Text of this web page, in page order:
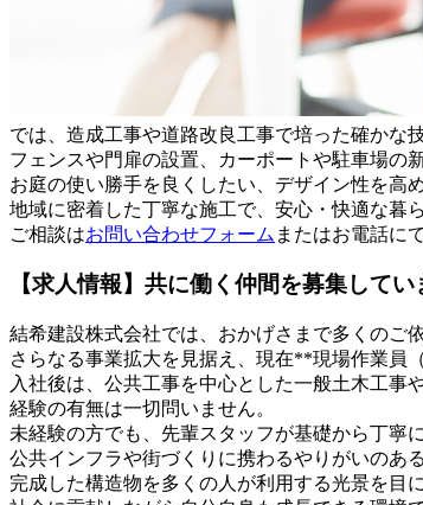
では、造成工事や道路改良工事で培った確かな
フェンスや門扉の設置、カーポートや駐車場の
お庭の使い勝手を良くしたい、デザイン性を高
地域に密着した丁寧な施工で、安心・快適な暮
ご相談はお問い合わせフォーム またはお電話に
【求人情報】共に働く仲間を募集してい
結希建設株式会社では、おかげさまで多くのご
さらなる事業拡大を見据え、現在**現場作業員
入社後は、公共工事を中心とした一般土木工事
経験の有無は一切問いません。
未経験の方でも、先輩スタッフが基礎から丁寧
公共インフラや街づくりに携わるやりがいのあ
完成した構造物を多くの人が利用する光景を目